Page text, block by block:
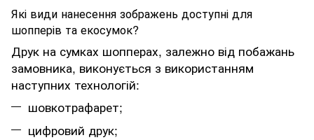
Які види нанесення зображень доступні для
шопперів та екосумок?
Друк на сумках шопперах, залежно від побажань
замовника, виконується з використанням
наступних технологій:
шовкотрафарет;
цифровий друк;